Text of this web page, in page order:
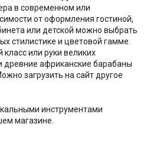
в современном или
от оформления гостиной,
или детской можно выбрать
стилистике и цветовой гамме.
или руки великих
древние африканские барабаны
загрузить на сайт другое
инструментами
магазине.